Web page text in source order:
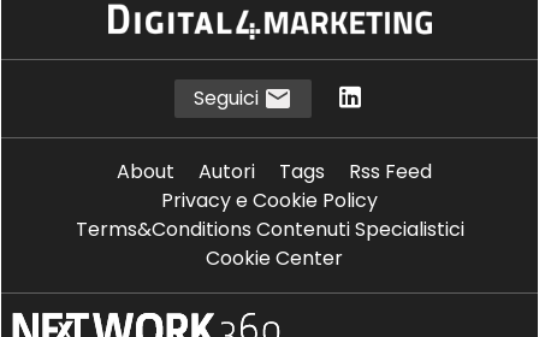
Seguici
About Autori Tags
Rss Feed
Privacy e Cookie Policy
Terms&Conditions Contenuti Specialistici
Cookie Center